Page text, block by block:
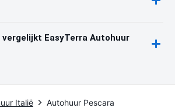
vergelijkt EasyTerra Autohuur
Italië Autohuur Pescara